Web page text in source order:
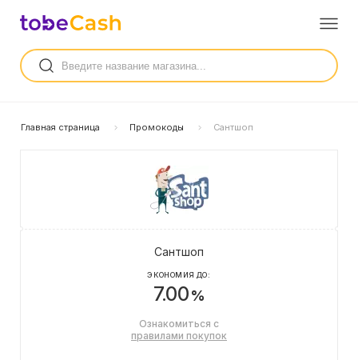
Главная страница Промокоды Сантшоп
Сантшоп
ЭКОНОМИЯ ДО:
7.00%
Ознакомиться с
правилами покупок